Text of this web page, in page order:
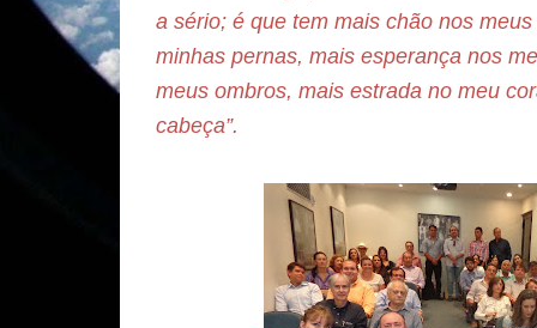
a sério; é que tem mais chão nos
minhas pernas, mais esperança nos
meus ombros, mais estrada no meu
cabeça”.